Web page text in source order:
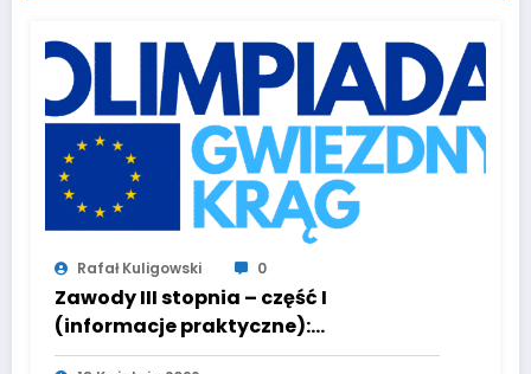
Rafał Kuligowski
Wyniki II etapu Olimpiady